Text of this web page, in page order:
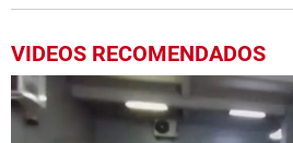
VIDEOS RECOMENDADOS